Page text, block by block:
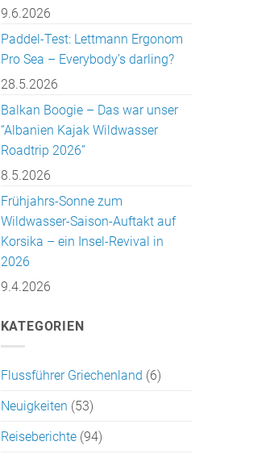
9.6.2026
Paddel-Test: Lettmann Ergonom
Pro Sea – Everybody’s darling?
28.5.2026
Balkan Boogie – Das war unser
“Albanien Kajak Wildwasser
Roadtrip 2026”
8.5.2026
Frühjahrs-Sonne zum
Wildwasser-Saison-Auftakt auf
Korsika – ein Insel-Revival in
2026
9.4.2026
KATEGORIEN
Flussführer Griechenland (6)
Neuigkeiten (53)
Reiseberichte(94)